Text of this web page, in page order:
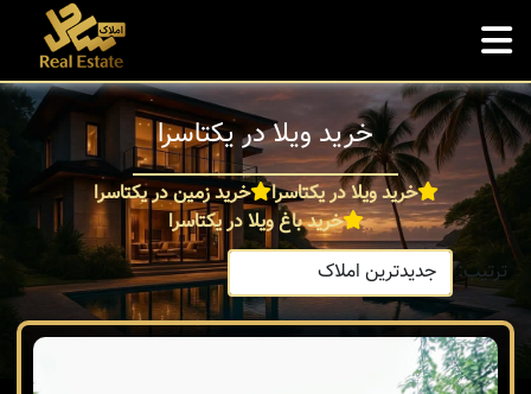
خرید ویلا در یکتاسرا
خرید ویلا در یکتاسرا
خرید زمین در یکتاسرا
خرید باغ ویلا در یکتاسرا
ترتیب: